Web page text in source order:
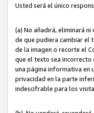
Usted será el único
(a) No añadirá, eliminará
de que pudiera cambiar el
de la imagen o recorte el
que el texto sea incorrecto
una página informativa en
privacidad en la parte
indescifrable para los